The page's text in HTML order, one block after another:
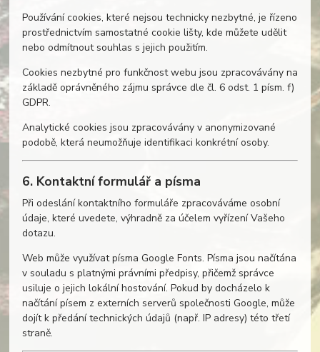
Používání cookies, které nejsou technicky nezbytné, je řízeno
prostřednictvím samostatné cookie lišty, kde můžete udělit
nebo odmítnout souhlas s jejich použitím.
Cookies nezbytné pro funkčnost webu jsou zpracovávány na
základě oprávněného zájmu správce dle čl. 6 odst. 1 písm. f)
GDPR.
Analytické cookies jsou zpracovávány v anonymizované
podobě, která neumožňuje identifikaci konkrétní osoby.
6. Kontaktní formulář a písma
Při odeslání kontaktního formuláře zpracováváme osobní
údaje, které uvedete, výhradně za účelem vyřízení Vašeho
dotazu.
Web může využívat písma Google Fonts. Písma jsou načítána
v souladu s platnými právními předpisy, přičemž správce
usiluje o jejich lokální hostování. Pokud by docházelo k
načítání písem z externích serverů společnosti Google, může
dojít k předání technických údajů (např. IP adresy) této třetí
straně.